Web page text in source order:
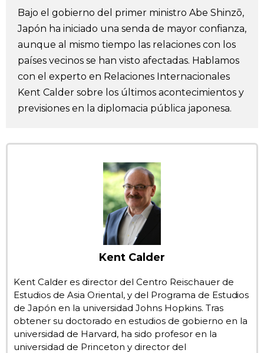
Vida
Guía de Japón
Vídeos e imágenes
En profundidad
Más
Fragmentos de Japón
Gente
Blog
Tokio
official SNS
Bajo el gobierno del primer ministro Abe Shinzō,
Japón ha iniciado una senda de mayor confianza,
aunque al mismo tiempo las relaciones con los
países vecinos se han visto afectadas. Hablamos
con el experto en Relaciones Internacionales
Kent Calder sobre los últimos acontecimientos y
previsiones en la diplomacia pública japonesa.
Kent Calder
Kent Calder es director del Centro Reischauer de
Estudios de Asia Oriental, y del Programa de Estudios
de Japón en la universidad Johns Hopkins. Tras
obtener su doctorado en estudios de gobierno en la
universidad de Harvard, ha sido profesor en la
universidad de Princeton y director del